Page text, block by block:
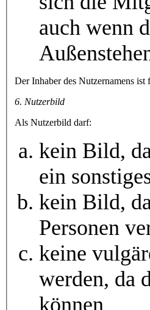
auch wenn
Der Inhaber des Nutzernamens
6. Nutzerbild
Als Nutzerbild darf:
kein Bild,
ein
kein Bild,
Personen
keine
werden, da
können